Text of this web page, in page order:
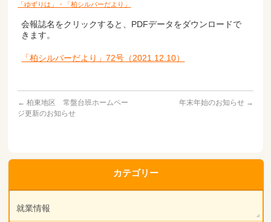
「ゆずりは」・「柏シルバーだより」
会報誌名をクリックすると、PDFデータをダウンロードで
きます。
「柏シルバーだより」72号（2021.12.10）
← 柏東地区 常盤台班ホームペー
ジ更新のお知らせ
年末年始のお知らせ →
カテゴリー
就業情報